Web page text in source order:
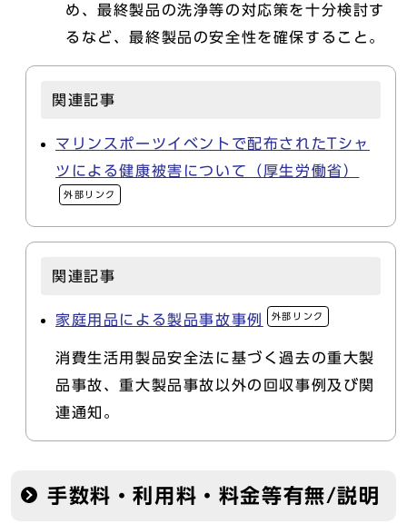
め、最終製品の洗浄等の対応策を十分検討す
るなど、最終製品の安全性を確保すること。
関連記事
マリンスポーツイベントで配布されたTシャ
ツによる健康被害について（厚生労働省）
外部リンク
関連記事
家庭用品による製品事故事例 外部リンク
消費生活用製品安全法に基づく過去の重大製
品事故、重大製品事故以外の回収事例及び関
連通知。
手数料・利用料・料金等有無/説明